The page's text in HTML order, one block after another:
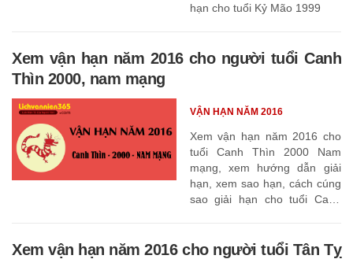
hạn cho tuổi Kỷ Mão 1999
Xem vận hạn năm 2016 cho người tuổi Canh
Thìn 2000, nam mạng
Xem vận hạn năm 2016 cho
tuổi Canh Thìn 2000 Nam
mạng, xem hướng dẫn giải
hạn, xem sao hạn, cách cúng
sao giải hạn cho tuổi Canh
VẬN HẠN NĂM 2016
Xem vận hạn năm 2016 cho người tuổi Tân Tỵ